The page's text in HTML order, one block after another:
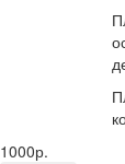
1000р.